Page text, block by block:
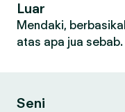
Luar
Mendaki,
atas apa jua sebab.
Seni